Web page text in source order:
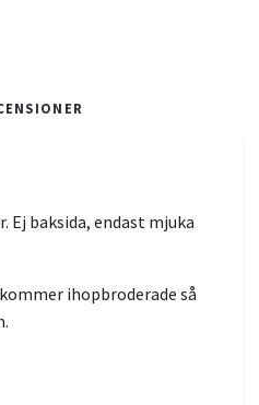
Ej baksida, endast mjuka
ihopbroderade så